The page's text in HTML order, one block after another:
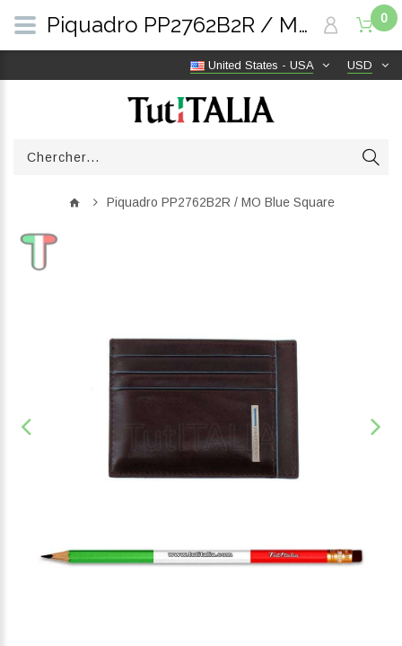
USD
United States - USA
0
Piquadro PP2762B2R / MO Blue Square
Piquadro PP2762B2R / MO Blue Square | TutITALIA